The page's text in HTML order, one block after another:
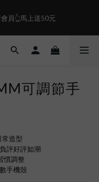
｜滿1000即享免運
0 員👆馬上送50元
｜滿1000即享免運
可調節手
造型
評好評如潮
慣調整
手機殼